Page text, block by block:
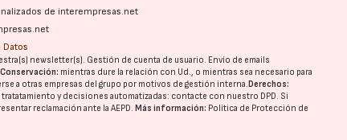
de interempresas.net
Datos
newsletter(s). Gestión de cuenta de usuario. Envío de emails
Conservación: mientras dure la relación con Ud., o mientras sea necesario para
a otras empresas del grupo por motivos de gestión interna.Derechos:
y decisiones automatizadas: contacte con nuestro DPD. Si
reclamación ante laAEPD.Más información: Política de Protección de